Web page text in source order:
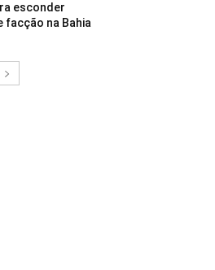
esconder
facção na Bahia